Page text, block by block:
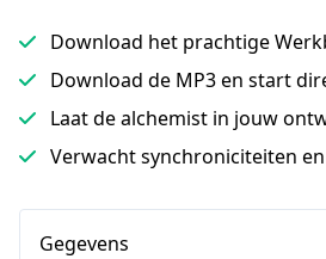
Download het prachtige
Download de MP3 en start
Laat de alchemist in jouw
Verwacht synchroniciteiten
Gegevens